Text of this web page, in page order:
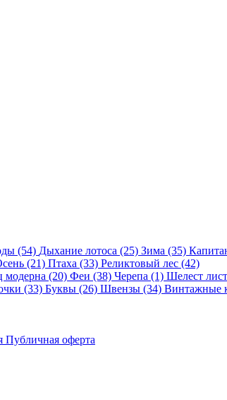
(54) Дыхание лотоса (25) Зима (35)
(21) Птаха (33) Реликтовый лес (42)
модерна (20) Феи (38) Черепа (1) Шелест
(33) Буквы (26) Швензы (34) Винтажные
Публичная оферта